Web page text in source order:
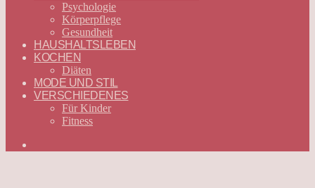
Psychologie
Körperpflege
Gesundheit
HAUSHALTSLEBEN
KOCHEN
Diäten
MODE UND STIL
VERSCHIEDENES
Für Kinder
Fitness